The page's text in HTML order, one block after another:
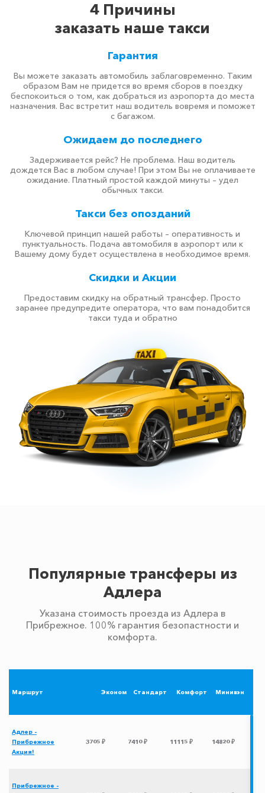
4 Причины
заказать наше такси
Гарантия
Вы можете заказать автомобиль заблаговременно. Таким
образом Вам не придется во время сборов в поездку
беспокоиться о том, как добраться из аэропорта до места
назначения. Вас встретит наш водитель вовремя и поможет
с багажом.
Ожидаем до последнего
Задерживается рейс? Не проблема. Наш водитель
дождется Вас в любом случае! При этом Вы не оплачиваете
ожидание. Платный простой каждой минуты – удел
обычных такси.
Такси без опозданий
Ключевой принцип нашей работы – оперативность и
пунктуальность. Подача автомобиля в аэропорт или к
Вашему дому будет осуществлена в необходимое время.
Скидки и Акции
Предоставим скидку на обратный трансфер. Просто
заранее предупредите оператора, что вам понадобится
такси туда и обратно
Популярные трансферы из
Адлера
Указана стоимость проезда из Адлера в
Прибрежное. 100% гарантия безопастности и
комфорта.
Маршрут Эконом Стандарт Комфорт Минивэн
Адлер -
Прибрежное
Акция!
3705 ₽ 7410 ₽ 11115 ₽ 14820 ₽
Прибрежное -